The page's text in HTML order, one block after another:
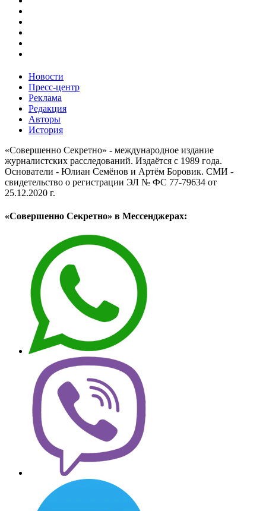
Новости
Пресс-центр
Реклама
Редакция
Авторы
История
«Совершенно Секретно» - международное издание
журналистских расследований. Издаётся с 1989 года.
Основатели - Юлиан Семёнов и Артём Боровик. CМИ -
свидетельство о регистрации ЭЛ № ФС 77-79634 от
25.12.2020 г.
«Совершенно Секретно» в Мессенджерах: